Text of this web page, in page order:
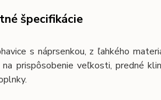
špecifikácie
s náprsenkou, z ľahkého
prispôsobenie veľkosti, predné